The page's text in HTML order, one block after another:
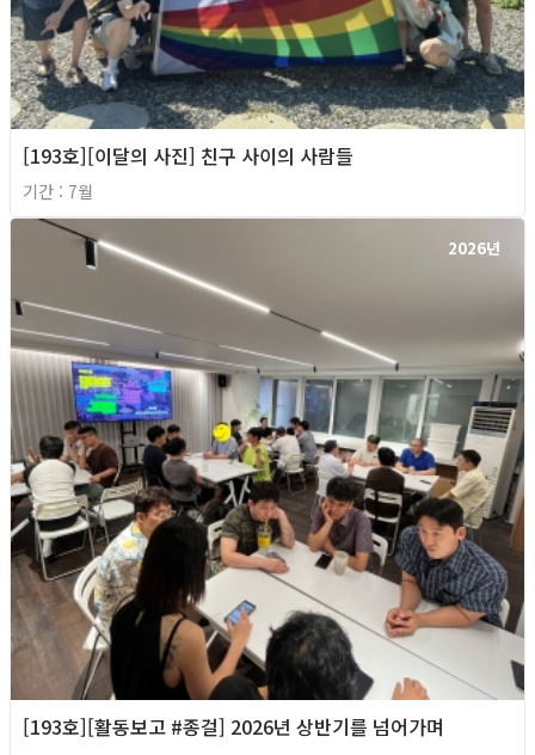
[193호][이달의 사진] 친구 사이의 사람들
기간 : 7월
2026년
[193호][활동보고 #종걸] 2026년 상반기를 넘어가며